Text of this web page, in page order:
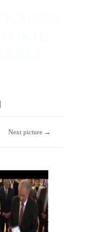
Next picture →